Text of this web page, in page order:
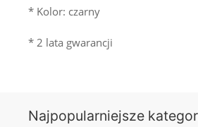
* Kolor: czarny
* 2 lata gwarancji
Najpopularniejsze